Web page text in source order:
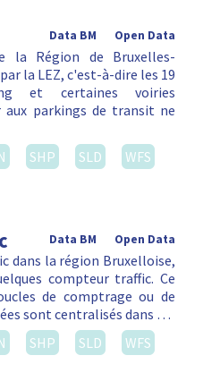
Open Data
Data BM
Région de Bruxelles-
la LEZ, c'est-à-dire les 19
et certaines voiries
aux parkings de transit ne
SHP SLD
WFS
Open Data
Data BM
dans la région Bruxelloise,
compteur traffic. Ce
de comptrage ou de
sont centralisés dans …
SHP SLD
WFS